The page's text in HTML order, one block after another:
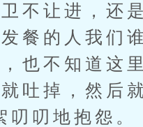
让进，还
的人我们
也不知道这
吐掉，然后
叨地抱怨。